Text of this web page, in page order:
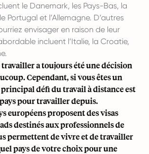
le Danemark, les Pays-Bas, la
Portugal et l’Allemagne. D’autres
envisager en raison de leur
incluent l’Italie, la Croatie,
a toujours été une décision
Cependant, si vous êtes un
défi du travail à distance est
pour travailler depuis.
européens proposent des visas
destinés aux professionnels de
permettent de vivre et de travailler
pays de votre choix pour une